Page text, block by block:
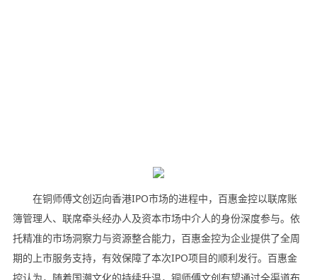
在铜师傅文创迈向香港IPO市场的进程中，百惠金控以联席账
簿管理人、联席牵头经办人及资本市场中介人的身份深度参与。依
托精准的市场洞察力与资源整合能力，百惠金控为企业提供了全周
期的上市服务支持，有效保障了本次IPO项目的顺利发行。百惠金